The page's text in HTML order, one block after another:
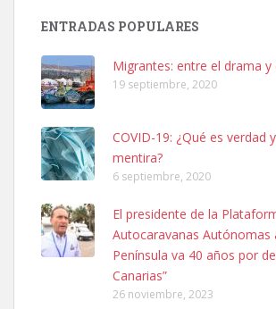
Leales.org » Gran Canaria
Ninfa perdida
El día 5 se los perdió una ninfa papillera, asustada
calle, se perdió por la zon...
Leales.org » Gran Canaria
6.7.2025
ENTRADAS POPULARES
Migrantes: entre el drama y
19 septiembre, 2020
COVID-19: ¿Qué es verdad
mentira?
6 septiembre, 2020
El presidente de la
Autocaravanas Autónomas
Península va 40 años por
Canarias”
26 noviembre, 2023